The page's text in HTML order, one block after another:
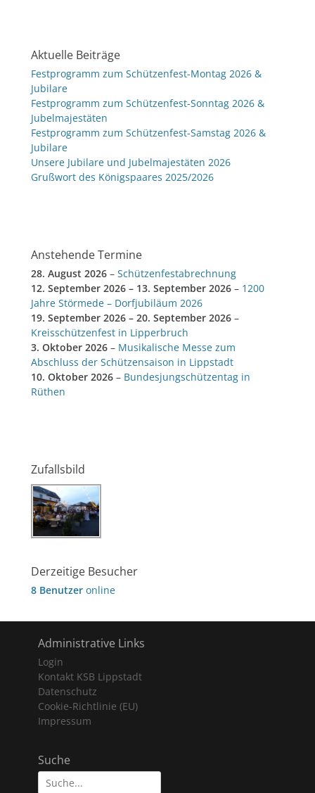
Aktuelle Beiträge
Festprogramm zum Schützenfest-Montag 2026 &
Jubilare
Festprogramm zum Schützenfest-Sonntag 2026 &
Jubelmajestäten
Festprogramm zum Schützenfest-Samstag 2026 &
Jubilare
Unsere Jubilare und Jubelmajestäten 2026
Grußwort des Königspaares 2025/2026
Anstehende Termine
28. August 2026 – Schützenfestabrechnung
12. September 2026 – 13. September 2026 – 1200
Jahre Störmede – Dorfjubiläum 2026
19. September 2026 – 20. September 2026 –
Kreisschützenfest in Lipperbruch
3. Oktober 2026 – Musikalische Messe zum
Abschluss der Schützensaison in Lippstadt
10. Oktober 2026 – Bundesjungschützentag in
Rüthen
Zufallsbild
Derzeitige Besucher
8 Benutzer online
Administrative Links
Login
Kontakt KSB Lippstadt
Datenschutz
Cookie-Richtlinie (EU)
Impressum
Suche
Suche